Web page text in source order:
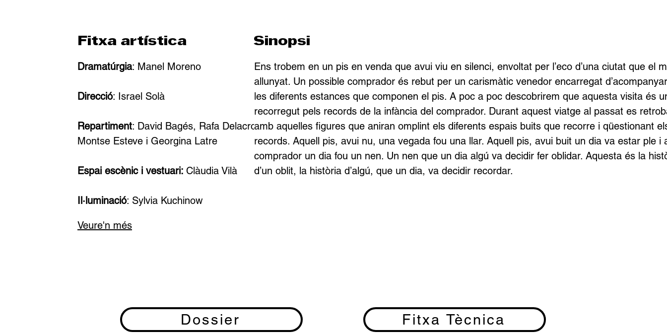
Fitxa artística
Dramatúrgia: Manel Moreno
Direcció: Israel Solà
Repartiment: David Bagés, Rafa Delacroix,
Montse Esteve i Georgina Latre
Espai escènic i vestuari: Clàudia Vilà
Il·luminació: Sylvia Kuchinow
Veure'n més
Ens trobem en un pis en venda que avui viu en silenci, envoltat per l’eco d’una ciutat que el
allunyat. Un possible comprador és rebut per un carismàtic venedor encarregat
les diferents estances que componen el pis. A poc a poc descobrirem que aquesta visita és
recorregut pels records de la infància del comprador. Durant aquest viatge al passat es
amb aquelles figures que aniran omplint els diferents espais buits que recorre i qüestionant
records. Aquell pis, avui nu, una vegada fou una llar. Aquell pis, avui buit un dia va estar ple i
comprador un dia fou un nen. Un nen que un dia algú va decidir fer oblidar. Aquesta és la
d’un oblit, la història d’algú, que un dia, va decidir recordar.
Sinopsi
Dossier Fitxa Tècnica